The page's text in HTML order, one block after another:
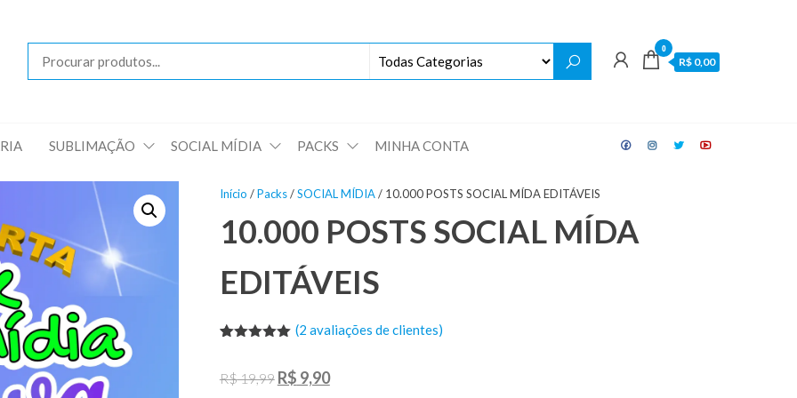
das
Artes
0
R$ 0,00
SUBLIMAÇÃO SOCIAL MÍDIA PACKS MINHA CONTA
Início /Packs/SOCIAL MÍDIA/ 10.000 POSTS SOCIAL MÍDA EDITÁVEIS
10.000 POSTS SOCIAL MÍDA
EDITÁVEIS
de 5, com
baseado
(2 avaliações de clientes)
R$19,99 O
R$ 9,90O